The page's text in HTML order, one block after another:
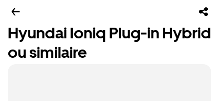
Hyundai Ioniq Plug-in Hybrid
ou similaire